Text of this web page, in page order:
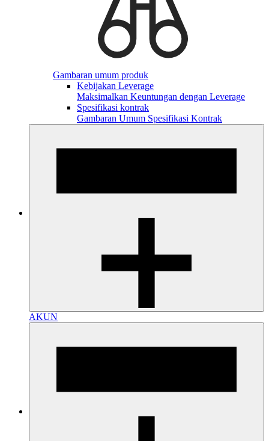
Gambaran umum produk
Kebijakan Leverage
Maksimalkan Keuntungan dengan Leverage
Spesifikasi kontrak
Gambaran Umum Spesifikasi Kontrak
AKUN